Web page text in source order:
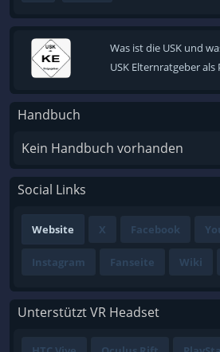
Was ist die USK und
USK Elternratgeber als
Handbuch
Kein Handbuch vorhanden
Social Links
Website X Facebook
Instagram Fanseite Wiki
Unterstützt VR Headset